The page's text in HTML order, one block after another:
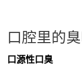
口腔里的
口源性口臭